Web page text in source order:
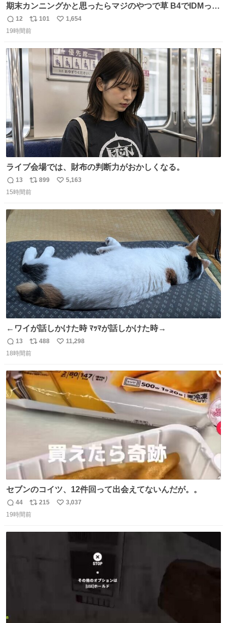
期末カンニングかと思ったらマジのやつで草 B4でIDMって
ことはおそらく就職だし、内定取り消し？ それと夏休み期
間の停学って無意味じゃね？
返
信
12
リ
ポ
数
101
い
数
1,654
19時間前
ライブ会場では、財布の判断力がおかしくなる。
返
信
13
リ
ポ
899
い
5,163
15時間前
←ワイが話しかけた時 ﾏｯﾏが話しかけた時→
返
信
13
リ
ポ
ト
数
488
い
数
11,298
18時間前
セブンのコイツ、12件回って出会えてないんだが。。
返
信
44
リ
ポ
215
い
3,037
19時間前